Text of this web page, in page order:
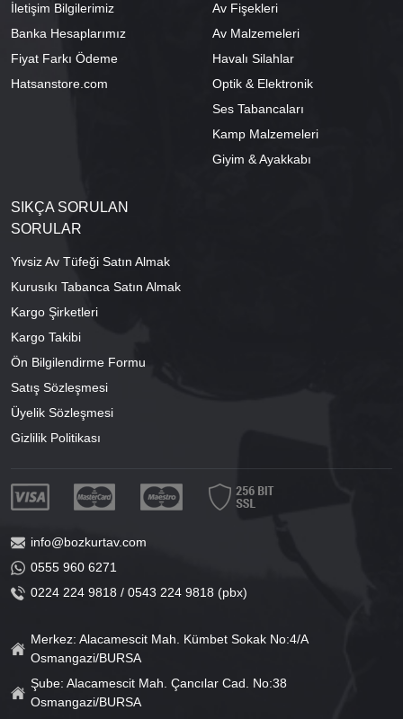
İletişim Bilgilerimiz
Banka Hesaplarımız
Fiyat Farkı Ödeme
Hatsanstore.com
Av Fişekleri
Av Malzemeleri
Havalı Silahlar
Optik & Elektronik
Ses Tabancaları
Kamp Malzemeleri
Giyim & Ayakkabı
SIKÇA SORULAN
SORULAR
Yivsiz Av Tüfeği Satın Almak
Kurusıkı Tabanca Satın Almak
Kargo Şirketleri
Kargo Takibi
Ön Bilgilendirme Formu
Satış Sözleşmesi
Üyelik Sözleşmesi
Gizlilik Politikası
info@bozkurtav.com
0555 960 6271
0224 224 9818 / 0543 224 9818 (pbx)
Merkez: Alacamescit Mah. Kümbet Sokak No:4/A
Osmangazi/BURSA
Şube: Alacamescit Mah. Çancılar Cad. No:38
Osmangazi/BURSA